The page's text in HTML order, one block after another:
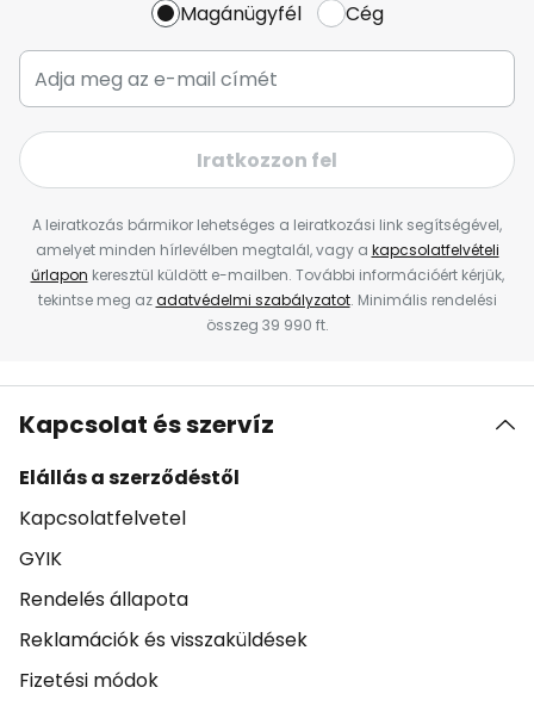
Magánügyfél Cég
Iratkozzon fel
A leiratkozás bármikor lehetséges a leiratkozási link segítségével,
amelyet minden hírlevélben megtalál, vagy a kapcsolatfelvételi
űrlapon keresztül küldött e-mailben. További információért kérjük,
tekintse meg azadatvédelmi szabályzatot. Minimális rendelési
összeg 39 990 ft.
Kapcsolat és szervíz
Elállás a szerződéstől
Kapcsolatfelvetel
GYIK
Rendelés állapota
Reklamációk és visszaküldések
Fizetési módok